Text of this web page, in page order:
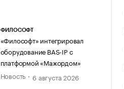
ФИЛОСОФТ
«Философт» интегрировал
оборудование BAS-IP с
платформой «Мажордом»
Новость
6 августа 2026